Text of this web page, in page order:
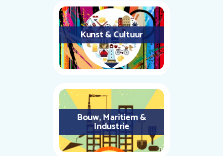
Kunst & Cultuur
Bouw, Maritiem &
Industrie